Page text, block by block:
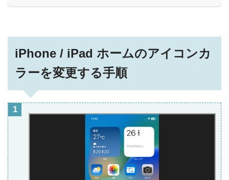
iPhone / iPad ホームのアイコンカ
ラーを変更する手順